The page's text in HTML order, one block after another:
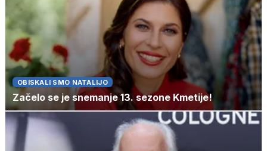
OBISKALI SMO NATALIJO
Začelo se je snemanje 13. sezone Kmetije!